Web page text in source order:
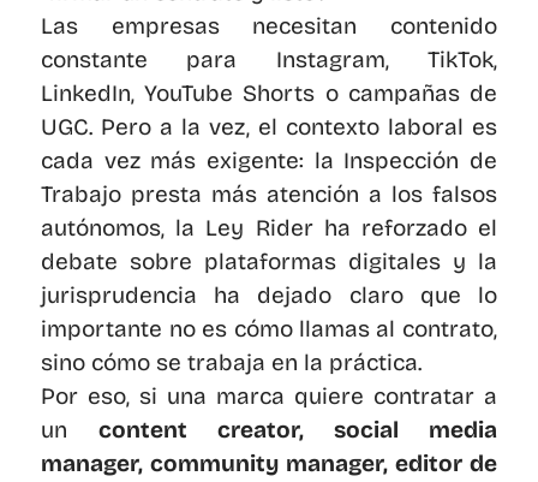
Las empresas necesitan contenido
constante para Instagram, TikTok,
LinkedIn, YouTube Shorts o campañas de
UGC. Pero a la vez, el contexto laboral es
cada vez más exigente: la Inspección de
Trabajo presta más atención a los falsos
autónomos, la Ley Rider ha reforzado el
debate sobre plataformas digitales y la
jurisprudencia ha dejado claro que lo
importante no es cómo llamas al contrato,
sino cómo se trabaja en la práctica.
Por eso, si una marca quiere contratar a
un content creator, social media
manager, community manager, editor de